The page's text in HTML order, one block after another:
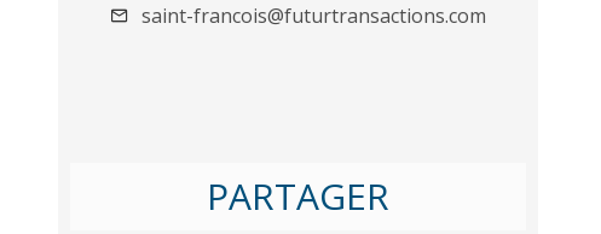
saint-francois@futurtransactions.com
PARTAGER